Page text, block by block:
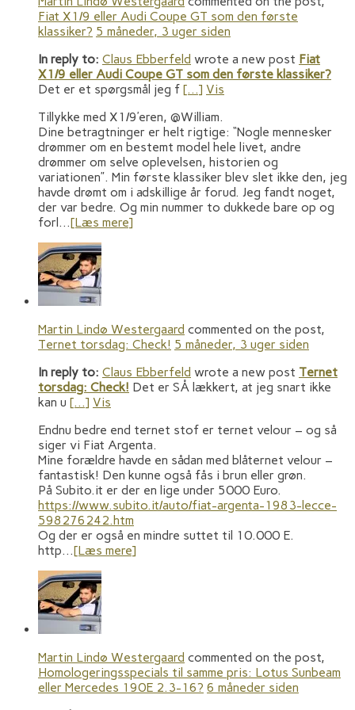
Fiat X1/9 eller Audi Coupe GT som den første
klassiker? 5 måneder, 3 uger siden
In reply to: Claus Ebberfeld wrote a new post Fiat
X1/9 eller Audi Coupe GT som den første klassiker?
Det er et spørgsmål jeg f […] Vis
Tillykke med X1/9’eren, @William.
Dine betragtninger er helt rigtige: “Nogle mennesker
drømmer om en bestemt model hele livet, andre
drømmer om selve oplevelsen, historien og
variationen”. Min første klassiker blev slet ikke den, jeg
havde drømt om i adskillige år forud. Jeg fandt noget,
der var bedre. Og min nummer to dukkede bare op og
forl…[Læs mere]
Martin Lindø Westergaard commented on the post,
Ternet torsdag: Check! 5 måneder, 3 uger siden
In reply to: Claus Ebberfeld wrote a new post Ternet
torsdag: Check! Det er SÅ lækkert, at jeg snart ikke
kan u […] Vis
Endnu bedre end ternet stof er ternet velour – og så
siger vi Fiat Argenta.
Mine forældre havde en sådan med blåternet velour –
fantastisk! Den kunne også fås i brun eller grøn.
På Subito.it er der en lige under 5000 Euro.
https://www.subito.it/auto/fiat-argenta-1983-lecce-
598276242.htm
Og der er også en mindre suttet til 10.000 E.
http…[Læs mere]
Martin Lindø Westergaard commented on the post,
Homologeringsspecials til samme pris: Lotus Sunbeam
eller Mercedes 190E 2.3-16? 6 måneder siden